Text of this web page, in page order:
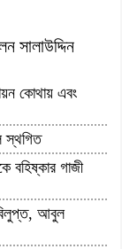
সালাউদ্দিন
কোথায় এবং
স্থগিত
বহিষ্কার গাজী
আবুল